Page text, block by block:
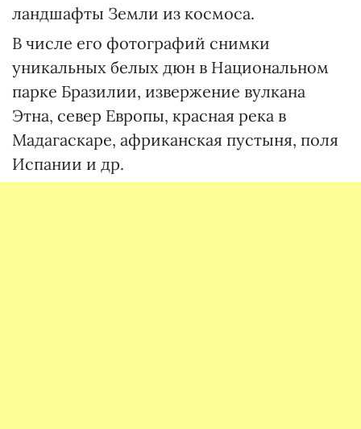
ландшафты Земли из космоса.
В числе его фотографий снимки
уникальных белых дюн в Национальном
парке Бразилии, извержение вулкана
Этна, север Европы, красная река в
Мадагаскаре, африканская пустыня, поля
Испании и др.